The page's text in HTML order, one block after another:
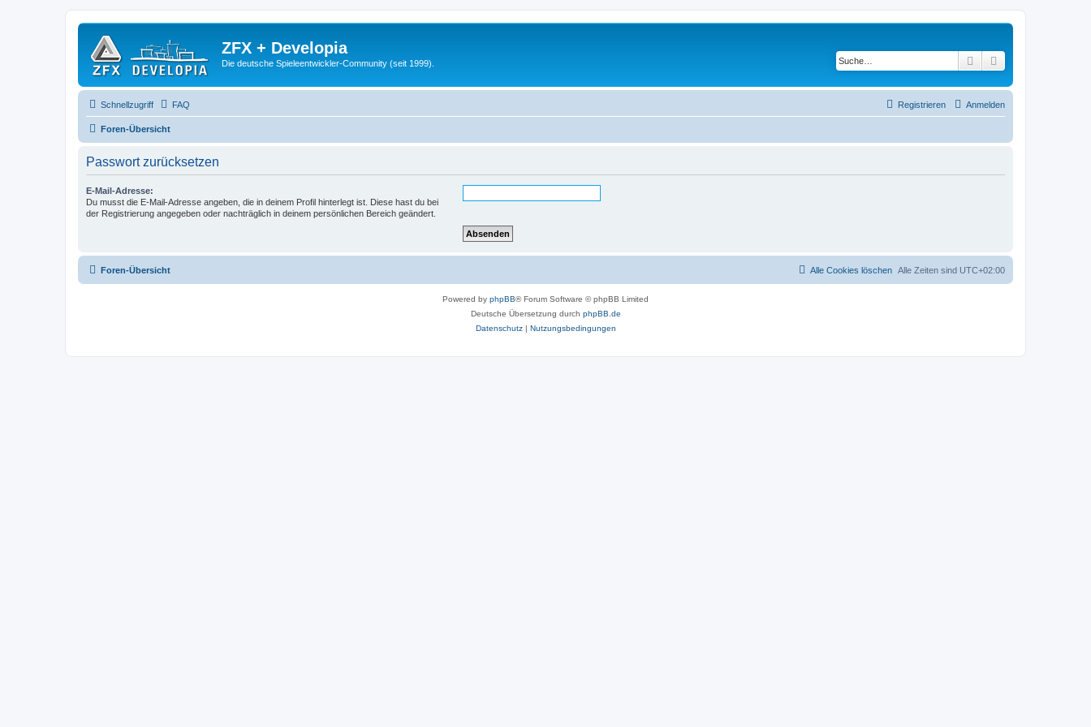
ZFX + Developia
Die deutsche Spieleentwickler-Community (seit 1999). Suche
Schnellzugriff FAQ Anmelden
Registrieren
Foren-Übersicht
Passwort zurücksetzen
E-Mail-Adresse:
Du musst die E-Mail-Adresse angeben, die in deinem Profil hinterlegt ist. Diese hast du bei
der Registrierung angegeben oder nachträglich in deinem persönlichen Bereich geändert.
Foren-Übersicht Alle Zeiten sind UTC+02:00
Alle Cookies löschen
Powered by phpBB® Forum Software © phpBB Limited
Deutsche Übersetzung durch phpBB.de
Datenschutz| Nutzungsbedingungen